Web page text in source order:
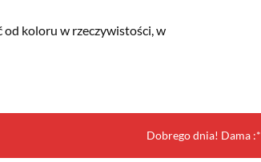
koloru w rzeczywistości, w
Dobrego dnia! Dama :*